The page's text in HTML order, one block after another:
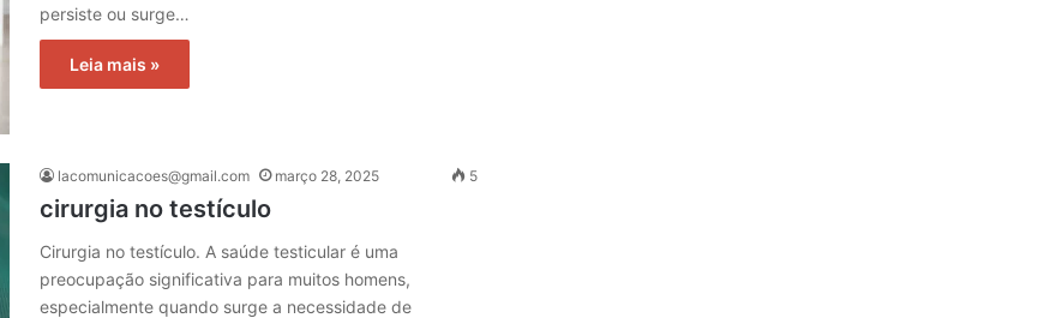
persiste ou surge…
Leia mais »
lacomunicacoes@gmail.com março 28, 2025 5
cirurgia no testículo
Cirurgia no testículo. A saúde testicular é uma
preocupação significativa para muitos homens,
especialmente quando surge a necessidade de